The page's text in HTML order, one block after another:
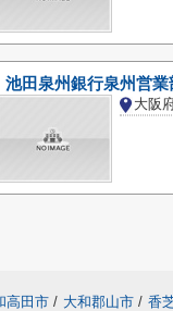
池田泉州銀行泉州営業
大阪
高田市 / 大和郡山市 / 香